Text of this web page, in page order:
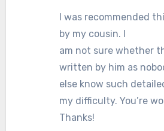
I was recommended
by my cousin. I
am not sure whether
written by him as
else know such
my difficulty. You’re
Thanks!